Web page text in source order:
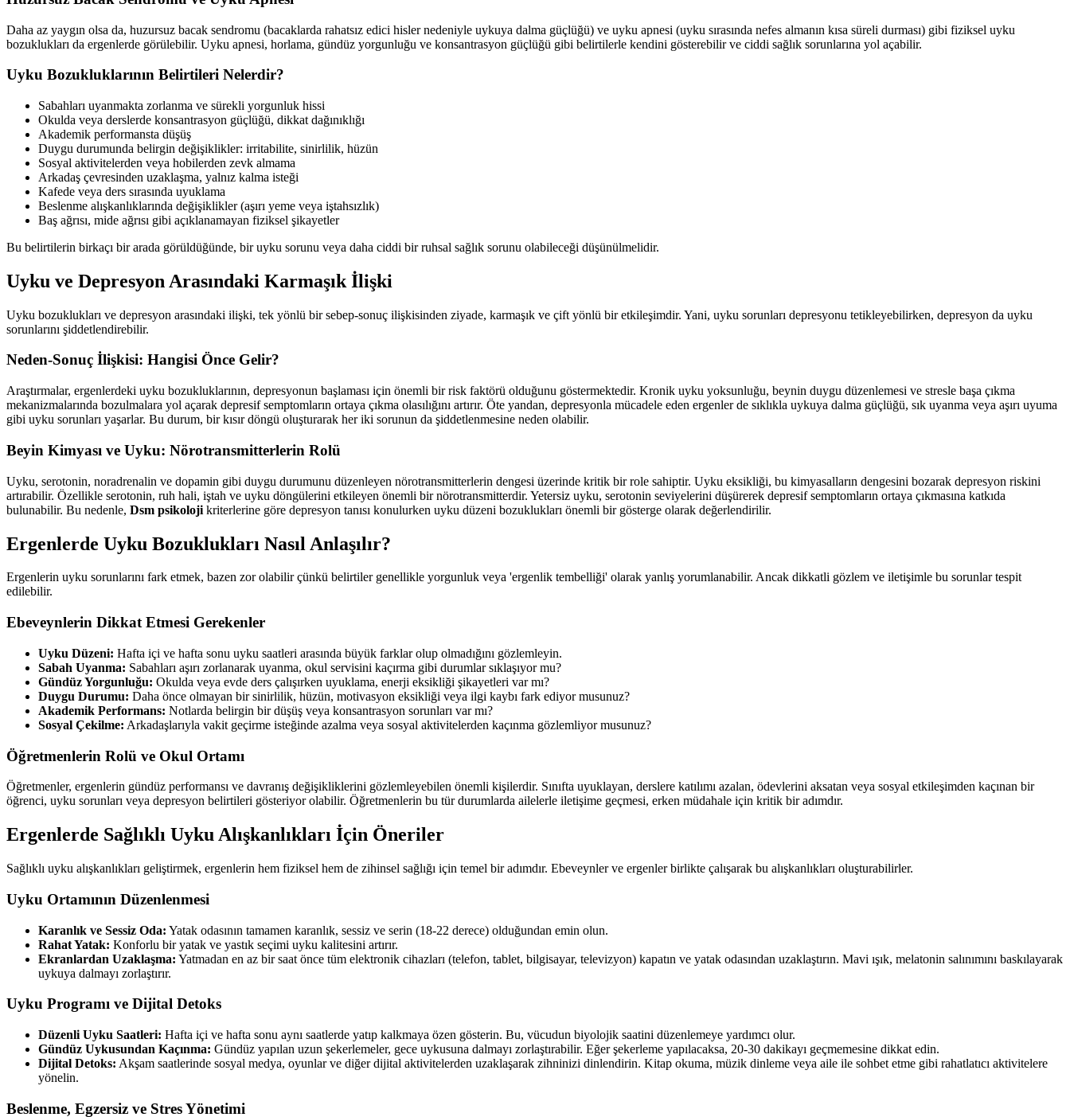
Daha az yaygın olsa da, huzursuz bacak sendromu (bacaklarda rahatsız edici hisler nedeniyle uykuya dalma güçlüğü) ve uyku apnesi (uyku sırasında nefes almanın kısa süreli durması) gibi fiziksel uyku
bozuklukları da ergenlerde görülebilir. Uyku apnesi, horlama, gündüz yorgunluğu ve konsantrasyon güçlüğü gibi belirtilerle kendini gösterebilir ve ciddi sağlık sorunlarına yol açabilir.
Uyku Bozukluklarının Belirtileri Nelerdir?
Sabahları uyanmakta zorlanma ve sürekli yorgunluk hissi
Okulda veya derslerde konsantrasyon güçlüğü, dikkat dağınıklığı
Akademik performansta düşüş
Duygu durumunda belirgin değişiklikler: irritabilite, sinirlilik, hüzün
Sosyal aktivitelerden veya hobilerden zevk almama
Arkadaş çevresinden uzaklaşma, yalnız kalma isteği
Kafede veya ders sırasında uyuklama
Beslenme alışkanlıklarında değişiklikler (aşırı yeme veya iştahsızlık)
Baş ağrısı, mide ağrısı gibi açıklanamayan fiziksel şikayetler
Bu belirtilerin birkaçı bir arada görüldüğünde, bir uyku sorunu veya daha ciddi bir ruhsal sağlık sorunu olabileceği düşünülmelidir.
Uyku ve Depresyon Arasındaki Karmaşık İlişki
Uyku bozuklukları ve depresyon arasındaki ilişki, tek yönlü bir sebep-sonuç ilişkisinden ziyade, karmaşık ve çift yönlü bir etkileşimdir. Yani, uyku sorunları depresyonu tetikleyebilirken, depresyon da uyku
sorunlarını şiddetlendirebilir.
Neden-Sonuç İlişkisi: Hangisi Önce Gelir?
Araştırmalar, ergenlerdeki uyku bozukluklarının, depresyonun başlaması için önemli bir risk faktörü olduğunu göstermektedir. Kronik uyku yoksunluğu, beynin duygu düzenlemesi ve stresle başa çıkma
mekanizmalarında bozulmalara yol açarak depresif semptomların ortaya çıkma olasılığını artırır. Öte yandan, depresyonla mücadele eden ergenler de sıklıkla uykuya dalma güçlüğü, sık uyanma veya aşırı uyuma
gibi uyku sorunları yaşarlar. Bu durum, bir kısır döngü oluşturarak her iki sorunun da şiddetlenmesine neden olabilir.
Beyin Kimyası ve Uyku: Nörotransmitterlerin Rolü
Uyku, serotonin, noradrenalin ve dopamin gibi duygu durumunu düzenleyen nörotransmitterlerin dengesi üzerinde kritik bir role sahiptir. Uyku eksikliği, bu kimyasalların dengesini bozarak depresyon riskini
artırabilir. Özellikle serotonin, ruh hali, iştah ve uyku döngülerini etkileyen önemli bir nörotransmitterdir. Yetersiz uyku, serotonin seviyelerini düşürerek depresif semptomların ortaya çıkmasına katkıda
bulunabilir. Bu nedenle, Dsm psikoloji kriterlerine göre depresyon tanısı konulurken uyku düzeni bozuklukları önemli bir gösterge olarak değerlendirilir.
Ergenlerde Uyku Bozuklukları Nasıl Anlaşılır?
Ergenlerin uyku sorunlarını fark etmek, bazen zor olabilir çünkü belirtiler genellikle yorgunluk veya 'ergenlik tembelliği' olarak yanlış yorumlanabilir. Ancak dikkatli gözlem ve iletişimle bu sorunlar tespit
edilebilir.
Ebeveynlerin Dikkat Etmesi Gerekenler
Uyku Düzeni: Hafta içi ve hafta sonu uyku saatleri arasında büyük farklar olup olmadığını gözlemleyin.
Sabah Uyanma: Sabahları aşırı zorlanarak uyanma, okul servisini kaçırma gibi durumlar sıklaşıyor mu?
Gündüz Yorgunluğu: Okulda veya evde ders çalışırken uyuklama, enerji eksikliği şikayetleri var mı?
Duygu Durumu: Daha önce olmayan bir sinirlilik, hüzün, motivasyon eksikliği veya ilgi kaybı fark ediyor musunuz?
Akademik Performans: Notlarda belirgin bir düşüş veya konsantrasyon sorunları var mı?
Sosyal Çekilme: Arkadaşlarıyla vakit geçirme isteğinde azalma veya sosyal aktivitelerden kaçınma gözlemliyor musunuz?
Öğretmenlerin Rolü ve Okul Ortamı
Öğretmenler, ergenlerin gündüz performansı ve davranış değişikliklerini gözlemleyebilen önemli kişilerdir. Sınıfta uyuklayan, derslere katılımı azalan, ödevlerini aksatan veya sosyal etkileşimden kaçınan bir
öğrenci, uyku sorunları veya depresyon belirtileri gösteriyor olabilir. Öğretmenlerin bu tür durumlarda ailelerle iletişime geçmesi, erken müdahale için kritik bir adımdır.
Ergenlerde Sağlıklı Uyku Alışkanlıkları İçin Öneriler
Sağlıklı uyku alışkanlıkları geliştirmek, ergenlerin hem fiziksel hem de zihinsel sağlığı için temel bir adımdır. Ebeveynler ve ergenler birlikte çalışarak bu alışkanlıkları oluşturabilirler.
Uyku Ortamının Düzenlenmesi
Karanlık ve Sessiz Oda: Yatak odasının tamamen karanlık, sessiz ve serin (18-22 derece) olduğundan emin olun.
Rahat Yatak: Konforlu bir yatak ve yastık seçimi uyku kalitesini artırır.
Ekranlardan Uzaklaşma: Yatmadan en az bir saat önce tüm elektronik cihazları (telefon, tablet, bilgisayar, televizyon) kapatın ve yatak odasından uzaklaştırın. Mavi ışık, melatonin salınımını baskılayarak
uykuya dalmayı zorlaştırır.
Uyku Programı ve Dijital Detoks
Düzenli Uyku Saatleri: Hafta içi ve hafta sonu aynı saatlerde yatıp kalkmaya özen gösterin. Bu, vücudun biyolojik saatini düzenlemeye yardımcı olur.
Gündüz Uykusundan Kaçınma: Gündüz yapılan uzun şekerlemeler, gece uykusuna dalmayı zorlaştırabilir. Eğer şekerleme yapılacaksa, 20-30 dakikayı geçmemesine dikkat edin.
Dijital Detoks: Akşam saatlerinde sosyal medya, oyunlar ve diğer dijital aktivitelerden uzaklaşarak zihninizi dinlendirin. Kitap okuma, müzik dinleme veya aile ile sohbet etme gibi rahatlatıcı aktivitelere
yönelin.
Beslenme, Egzersiz ve Stres Yönetimi